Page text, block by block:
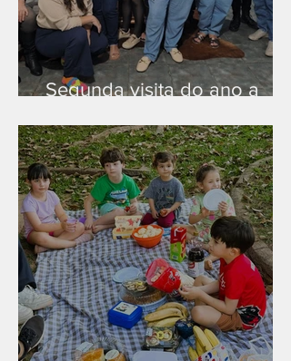
Segunda visita do ano a